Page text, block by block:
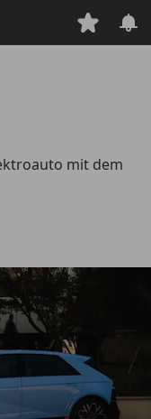
mit dem